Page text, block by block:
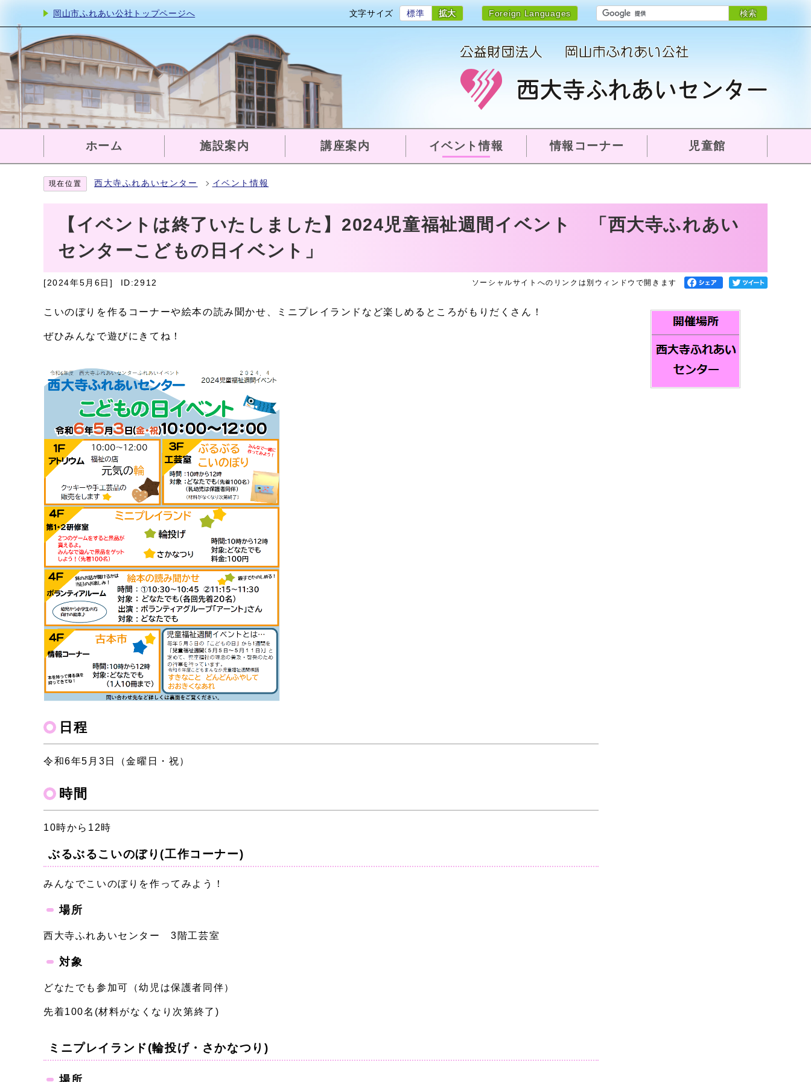
岡山市ふれあい公社トップページへ 文字サイズ 標準 拡大 Foreign Languages 検索
ホーム 施設案内 講座案内 イベント情報 情報コーナー 児童館
現在位置 西大寺ふれあいセンター イベント情報
【イベントは終了いたしました】2024児童福祉週間イベント 「西大寺ふれあい
センターこどもの日イベント」
[2024年5月6日] ID:2912 ソーシャルサイトへのリンクは別ウィンドウで開きます
こいのぼりを作るコーナーや絵本の読み聞かせ、ミニプレイランドなど楽しめるところがもりだくさん！
ぜひみんなで遊びにきてね！
日程
令和6年5月3日（金曜日・祝）
時間
10時から12時
ぶるぶるこいのぼり(工作コーナー)
みんなでこいのぼりを作ってみよう！
場所
西大寺ふれあいセンター 3階工芸室
対象
どなたでも参加可（幼児は保護者同伴）
先着100名(材料がなくなり次第終了)
ミニプレイランド(輪投げ・さかなつり)
場所